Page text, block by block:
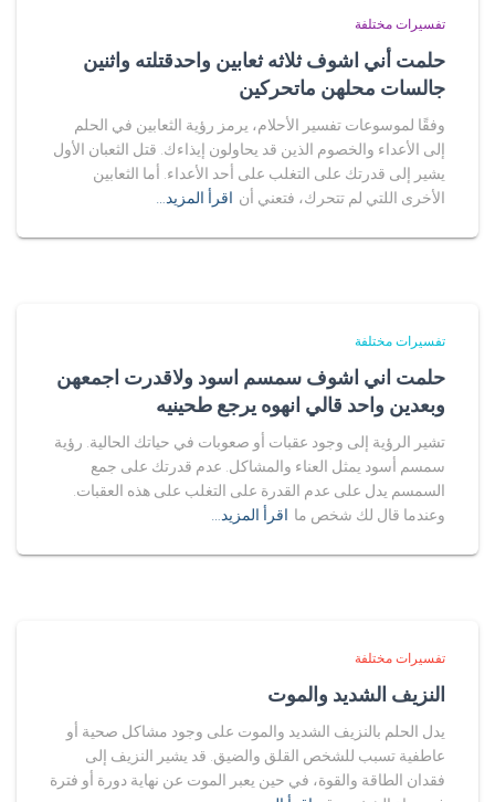
تفسيرات مختلفة
حلمت أني اشوف ثلاثه ثعابين واحدقتلته واثنين
جالسات محلهن ماتحركين
وفقًا لموسوعات تفسير الأحلام، يرمز رؤية الثعابين في الحلم
إلى الأعداء والخصوم الذين قد يحاولون إيذاءك. قتل الثعبان الأول
يشير إلى قدرتك على التغلب على أحد الأعداء. أما الثعابين
الأخرى اللتي لم تتحرك، فتعني أن اقرأ المزيد…
تفسيرات مختلفة
حلمت اني اشوف سمسم اسود ولاقدرت اجمعهن
وبعدين واحد قالي انهوه يرجع طحينيه
تشير الرؤية إلى وجود عقبات أو صعوبات في حياتك الحالية. رؤية
سمسم أسود يمثل العناء والمشاكل. عدم قدرتك على جمع
السمسم يدل على عدم القدرة على التغلب على هذه العقبات.
وعندما قال لك شخص ما اقرأ المزيد…
تفسيرات مختلفة
النزيف الشديد والموت
يدل الحلم بالنزيف الشديد والموت على وجود مشاكل صحية أو
عاطفية تسبب للشخص القلق والضيق. قد يشير النزيف إلى
فقدان الطاقة والقوة، في حين يعبر الموت عن نهاية دورة أو فترة